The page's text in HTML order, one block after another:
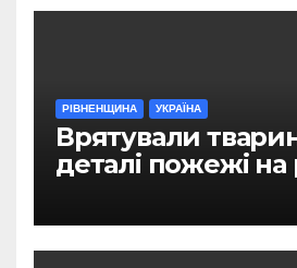
РІВНЕНЩИНА УКРАЇНА
Врятували
деталі пожежі на